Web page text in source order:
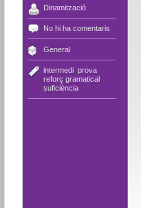
Dinamització
No hi ha comentaris
General
intermedi, prova,
reforç gramatical,
suficiència